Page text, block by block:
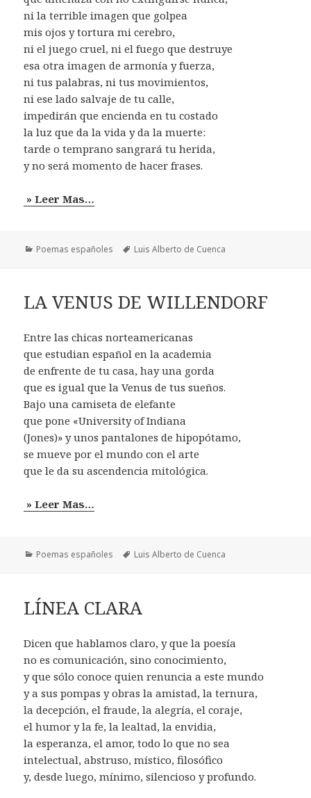
ni la terrible imagen que golpea
mis ojos y tortura mi cerebro,
ni el juego cruel, ni el fuego que destruye
esa otra imagen de armonía y fuerza,
ni tus palabras, ni tus movimientos,
ni ese lado salvaje de tu calle,
impedirán que encienda en tu costado
la luz que da la vida y da la muerte:
tarde o temprano sangrará tu herida,
y no será momento de hacer frases.
» Leer Mas…
Categorías
Poemas españoles Etiquetas
Luis Alberto de Cuenca
LA VENUS DE WILLENDORF
Entre las chicas norteamericanas
que estudian español en la academia
de enfrente de tu casa, hay una gorda
que es igual que la Venus de tus sueños.
Bajo una camiseta de elefante
que pone «University of Indiana
(Jones)» y unos pantalones de hipopótamo,
se mueve por el mundo con el arte
que le da su ascendencia mitológica.
» Leer Mas…
Categorías
Poemas españoles Etiquetas
Luis Alberto de Cuenca
LÍNEA CLARA
Dicen que hablamos claro, y que la poesía
no es comunicación, sino conocimiento,
y que sólo conoce quien renuncia a este mundo
y a sus pompas y obras la amistad, la ternura,
la decepción, el fraude, la alegría, el coraje,
el humor y la fe, la lealtad, la envidia,
la esperanza, el amor, todo lo que no sea
intelectual, abstruso, místico, filosófico
y, desde luego, mínimo, silencioso y profundo.